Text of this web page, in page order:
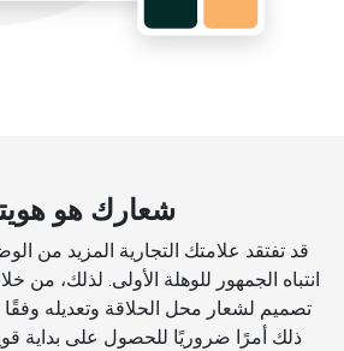
شعارك هو
قد تفتقد علامتك التجارية المزيد من
انتباه الجمهور للوهلة الأولى. لذلك،
تصميم لشعار محل الحلاقة وتعديله وفقًا
ذلك أمرًا ضروريًا للحصول على بداية